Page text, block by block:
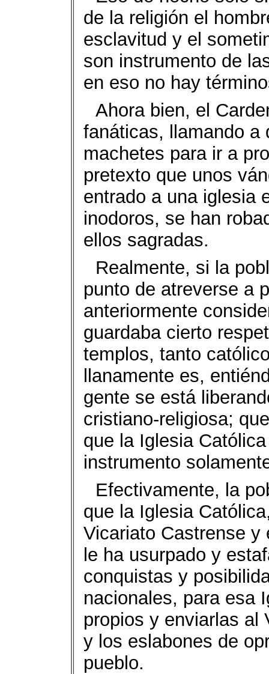
de la religión el
esclavitud y el
son instrumento de
en eso no hay
Ahora bien, el
fanáticas, llamando a
machetes para ir a
pretexto que unos
entrado a una iglesia
inodoros, se han
ellos sagradas.
Realmente, si la
punto de atreverse a
anteriormente
guardaba cierto
templos, tanto
llanamente es,
gente se está
cristiano-religiosa;
que la Iglesia
instrumento
Efectivamente, la
que la Iglesia
Vicariato Castrense y
le ha usurpado y
conquistas y
nacionales, para esa
propios y enviarlas al
y los eslabones de
pueblo.